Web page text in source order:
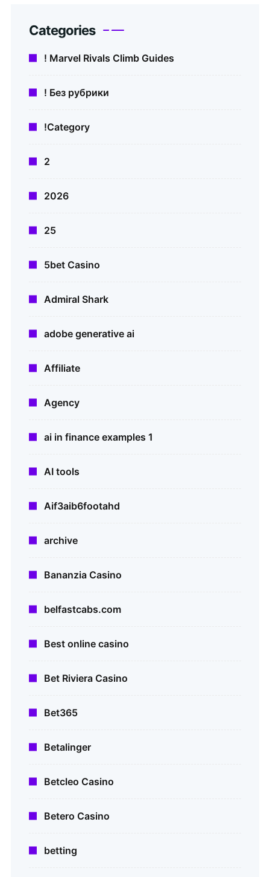
Categories
! Marvel Rivals Climb Guides
! Без рубрики
!Category
2
2026
25
5bet Casino
Admiral Shark
adobe generative ai
Affiliate
Agency
ai in finance examples 1
AI tools
Aif3aib6footahd
archive
Bananzia Casino
belfastcabs.com
Best online casino
Bet Riviera Casino
Bet365
Betalinger
Betcleo Casino
Betero Casino
betting